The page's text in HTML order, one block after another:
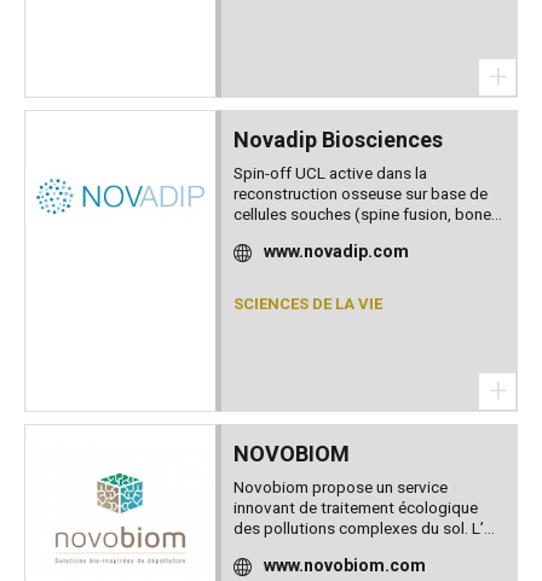
+
Novadip Biosciences
Spin-off UCL active dans la
reconstruction osseuse sur base de
cellules souches (spine fusion, bone...
www.novadip.com
SCIENCES DE LA VIE
+
NOVOBIOM
Novobiom propose un service
innovant de traitement écologique
des pollutions complexes du sol. L’...
www.novobiom.com